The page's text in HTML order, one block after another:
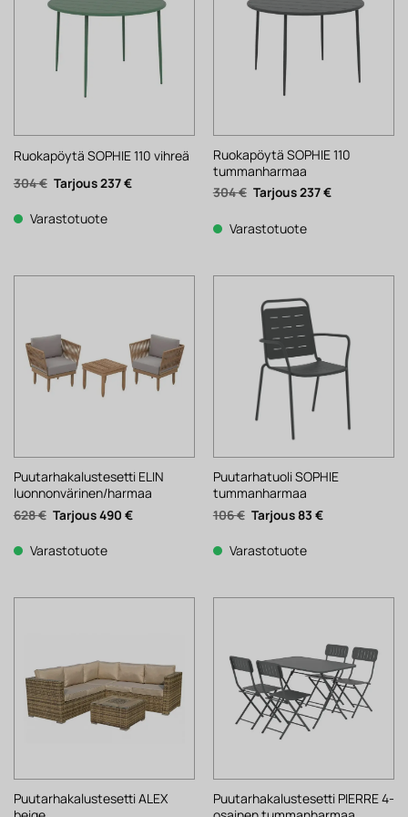
Ruokapöytä SOPHIE 110 vihreä
304€ Alkuperäinen
hinta
304 €.
237€Nykyinen
Varastotuote
Ruokapöytä SOPHIE 110
tummanharmaa
304€ Alkuperäinen
hinta
304 €.
237€Nykyinen
Varastotuote
Puutarhakalustesetti ELIN
luonnonvärinen/harmaa
628€ Alkuperäinen
hinta
628 €.
490 €Nykyinen
Varastotuote
Puutarhatuoli SOPHIE
tummanharmaa
106€ Alkuperäinen
hinta
106 €.
83 €Nykyinen
Varastotuote
Puutarhakalustesetti ALEX
Puutarhakalustesetti PIERRE 4-